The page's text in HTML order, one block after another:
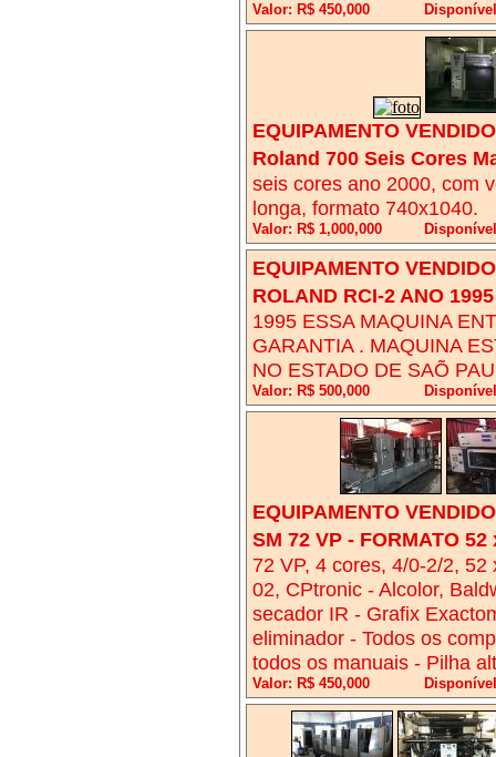
Valor: R$ 450,000
EQUIPAMENTO
Roland 700 Seis Cores
seis cores ano 2000, com
longa, formato 740x1040.
Valor: R$ 1,000,000
EQUIPAMENTO
ROLAND RCI-2 ANO 1995
1995 ESSA MAQUINA
GARANTIA . MAQUINA
NO ESTADO DE SAÕ
Valor: R$ 500,000
EQUIPAMENTO
SM 72 VP - FORMATO 52
72 VP, 4 cores, 4/0-2/2,
02, CPtronic - Alcolor,
secador IR - Grafix
eliminador - Todos os
todos os manuais - Pilha
Valor: R$ 450,000